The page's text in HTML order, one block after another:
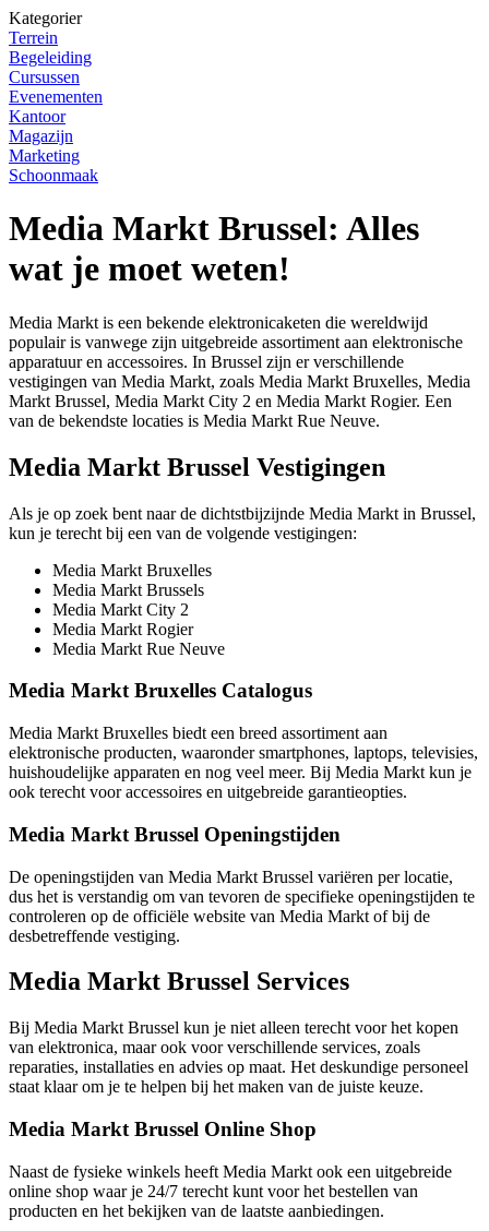
Kategorier
Terrein
Begeleiding
Cursussen
Evenementen
Kantoor
Magazijn
Marketing
Schoonmaak
Media Markt Brussel: Alles
wat je moet weten!
Media Markt is een bekende elektronicaketen die wereldwijd
populair is vanwege zijn uitgebreide assortiment aan elektronische
apparatuur en accessoires. In Brussel zijn er verschillende
vestigingen van Media Markt, zoals Media Markt Bruxelles, Media
Markt Brussel, Media Markt City 2 en Media Markt Rogier. Een
van de bekendste locaties is Media Markt Rue Neuve.
Media Markt Brussel Vestigingen
Als je op zoek bent naar de dichtstbijzijnde Media Markt in Brussel,
kun je terecht bij een van de volgende vestigingen:
Media Markt Bruxelles
Media Markt Brussels
Media Markt City 2
Media Markt Rogier
Media Markt Rue Neuve
Media Markt Bruxelles Catalogus
Media Markt Bruxelles biedt een breed assortiment aan
elektronische producten, waaronder smartphones, laptops, televisies,
huishoudelijke apparaten en nog veel meer. Bij Media Markt kun je
ook terecht voor accessoires en uitgebreide garantieopties.
Media Markt Brussel Openingstijden
De openingstijden van Media Markt Brussel variëren per locatie,
dus het is verstandig om van tevoren de specifieke openingstijden te
controleren op de officiële website van Media Markt of bij de
desbetreffende vestiging.
Media Markt Brussel Services
Bij Media Markt Brussel kun je niet alleen terecht voor het kopen
van elektronica, maar ook voor verschillende services, zoals
reparaties, installaties en advies op maat. Het deskundige personeel
staat klaar om je te helpen bij het maken van de juiste keuze.
Media Markt Brussel Online Shop
Naast de fysieke winkels heeft Media Markt ook een uitgebreide
online shop waar je 24/7 terecht kunt voor het bestellen van
producten en het bekijken van de laatste aanbiedingen.